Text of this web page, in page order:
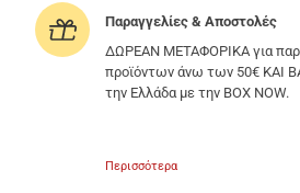
Παραγγελίες & Αποστολές
ΔΩΡΕΑΝ ΜΕΤΑΦΟΡΙΚΑ για
προϊόντων άνω των 50€ ΚΑΙ
την Ελλάδα με την BOX NOW.
Περισσότερα